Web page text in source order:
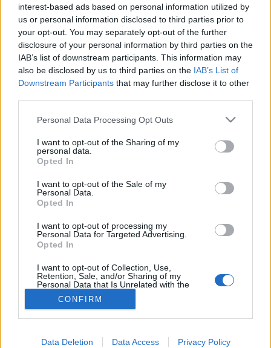
interest-based ads based on personal information utilized by
us or personal information disclosed to third parties prior to
your opt-out. You may separately opt-out of the further
disclosure of your personal information by third parties on the
IAB’s list of downstream participants. This information may
also be disclosed by us to third parties on the IAB’s List of
Downstream Participants that may further disclose it to other
Please note that this website/app uses one or more Google
not limited to your visit or usage behaviour. You may click to
grant or deny consent to Google and its third-party tags to
use your data for below specified purposes in below Google
consent section.
Personal Data Processing Opt Outs
I want to opt-out of the Sharing of my
personal data.
Opted In
I want to opt-out of the Sale of my
Personal Data.
Opted In
I want to opt-out of processing my
Personal Data for Targeted Advertising.
Opted In
I want to opt-out of Collection, Use,
Retention, Sale, and/or Sharing of my
Personal Data that Is Unrelated with the
Purposes for which it was collected.
Opted Out
CONFIRM
Data Deletion Data Access Privacy Policy